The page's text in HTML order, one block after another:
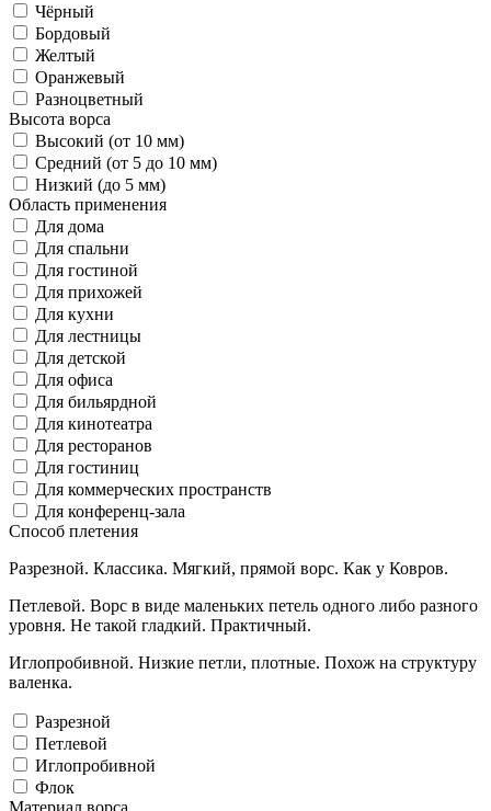
Чёрный
Бордовый
Желтый
Оранжевый
Разноцветный
Высота ворса
Высокий (от 10 мм)
Средний (от 5 до 10 мм)
Низкий (до 5 мм)
Область применения
Для дома
Для спальни
Для гостиной
Для прихожей
Для кухни
Для лестницы
Для детской
Для офиса
Для бильярдной
Для кинотеатра
Для ресторанов
Для гостиниц
Для коммерческих пространств
Для конференц-зала
Способ плетения
Разрезной. Классика. Мягкий, прямой ворс. Как у Ковров.
Петлевой. Ворс в виде маленьких петель одного либо разного
уровня. Не такой гладкий. Практичный.
Иглопробивной. Низкие петли, плотные. Похож на структуру
валенка.
Разрезной
Петлевой
Иглопробивной
Флок
Материал ворса